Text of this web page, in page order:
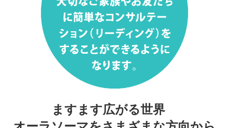
ますます広がる世界